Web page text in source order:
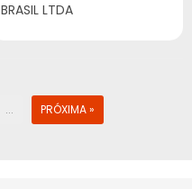
BRASIL LTDA
... PRÓXIMA »